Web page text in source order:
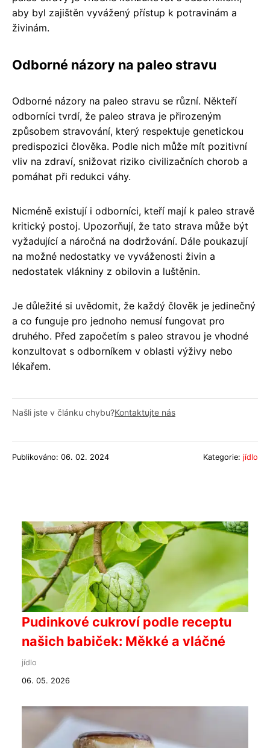
aby byl zajištěn vyvážený přístup k potravinám a
živinám.
Odborné názory na paleo stravu
Odborné názory na paleo stravu se různí. Někteří
odborníci tvrdí, že paleo strava je přirozeným
způsobem stravování, který respektuje genetickou
predispozici člověka. Podle nich může mít pozitivní
vliv na zdraví, snižovat riziko civilizačních chorob a
pomáhat při redukci váhy.
Nicméně existují i odborníci, kteří mají k paleo stravě
kritický postoj. Upozorňují, že tato strava může být
vyžadující a náročná na dodržování. Dále poukazují
na možné nedostatky ve vyváženosti živin a
nedostatek vlákniny z obilovin a luštěnin.
Je důležité si uvědomit, že každý člověk je jedinečný
a co funguje pro jednoho nemusí fungovat pro
druhého. Před započetím s paleo stravou je vhodné
konzultovat s odborníkem v oblasti výživy nebo
lékařem.
Našli jste v článku chybu?Kontaktujte nás
Publikováno: 06. 02. 2024 Kategorie: jídlo
Pudinkové cukroví podle receptu
našich babiček: Měkké a vláčné
jídlo
06. 05. 2026